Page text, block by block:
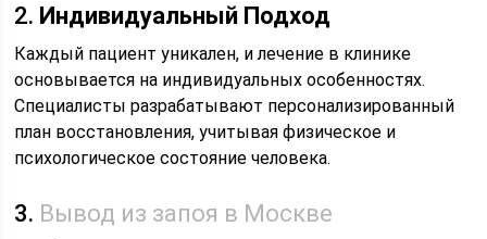
2. Индивидуальный Подход
Каждый пациент уникален, и лечение в клинике
основывается на индивидуальных особенностях.
Специалисты разрабатывают персонализированный
план восстановления, учитывая физическое и
психологическое состояние человека.
3. Вывод из запоя в Москве